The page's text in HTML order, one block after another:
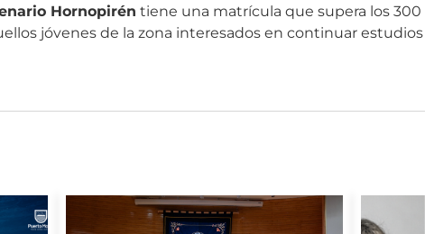
Hornopirén tiene una matrícula que supera los
jóvenes de la zona interesados en continuar